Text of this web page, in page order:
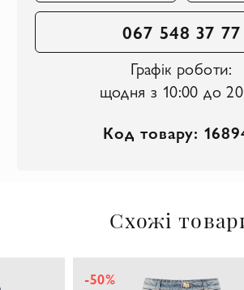
067 548 37 77
Графік роботи:
щодня з 10:00 до
Код товару:
Схожі
-44%